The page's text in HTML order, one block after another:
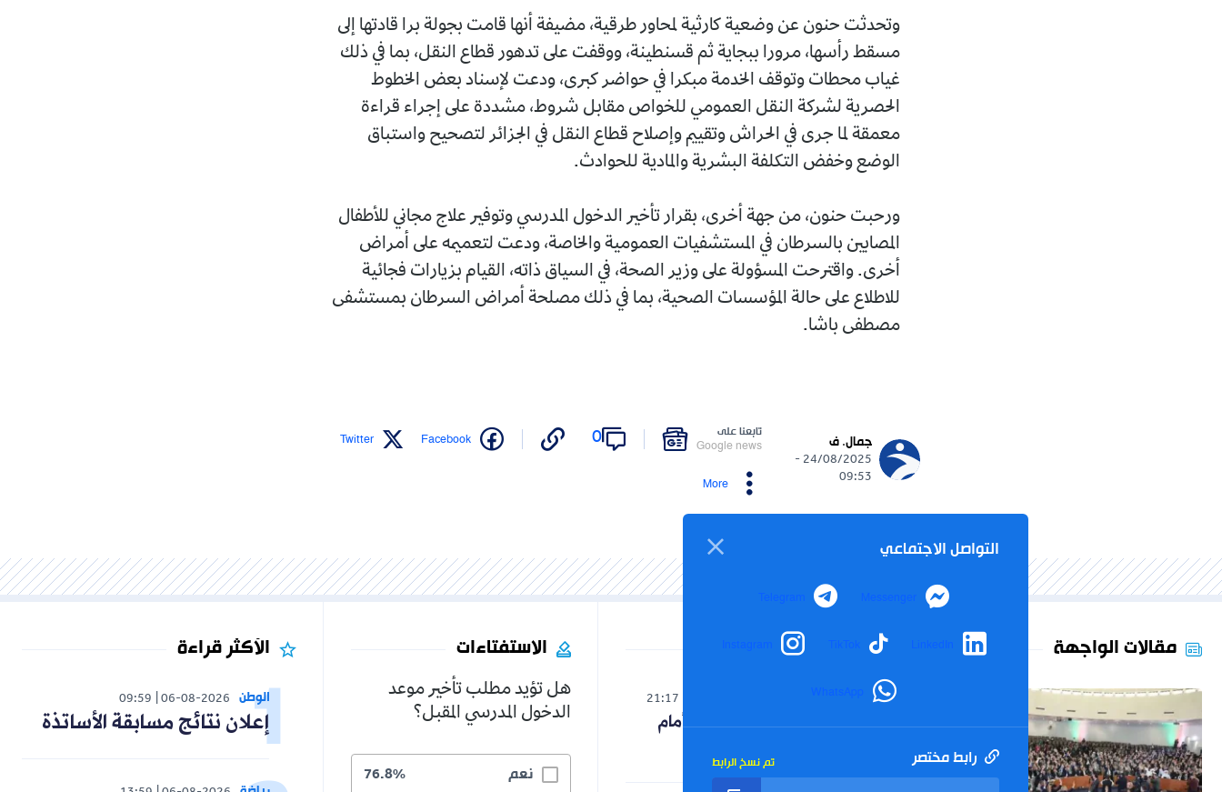
وتحدثت حنون عن وضعية كارثية لمحاور طرقية، مضيفة أنها قامت بجولة برا قادتها إلى
مسقط رأسها، مرورا ببجاية ثم قسنطينة، ووقفت على تدهور قطاع النقل، بما في ذلك
غياب محطات وتوقف الخدمة مبكرا في حواضر كبرى، ودعت لإسناد بعض الخطوط
الحصرية لشركة النقل العمومي للخواص مقابل شروط، مشددة على إجراء قراءة
معمقة لما جرى في الحراش وتقييم وإصلاح قطاع النقل في الجزائر لتصحيح واستباق
الوضع وخفض التكلفة البشرية والمادية للحوادث.
ورحبت حنون، من جهة أخرى، بقرار تأخير الدخول المدرسي وتوفير علاج مجاني للأطفال
المصابين بالسرطان في المستشفيات العمومية والخاصة، ودعت لتعميمه على أمراض
أخرى. واقترحت المسؤولة على وزير الصحة، في السياق ذاته، القيام بزيارات فجائية
للاطلاع على حالة المؤسسات الصحية، بما في ذلك مصلحة أمراض السرطان بمستشفى
مصطفى باشا.
جمال. ف
24/08/2025 -
09:53
تابعنا على
Google news
0
Facebook
Twitter
More
التواصل الاجتماعي
Messenger
Telegram
LinkedIn
TikTok
Instagram
WhatsApp
رابط مختصر تم نسخ الرابط
مقالات الواجهة
21:17
النواب الجدد أمام
الاستفتاءات
هل تؤيد مطلب تأخير موعد
الدخول المدرسي المقبل؟
نعم 76.8%
الأكثر قراءة
الوطن 06-08-2026
09:59
إعلان نتائج مسابقة الأساتذة